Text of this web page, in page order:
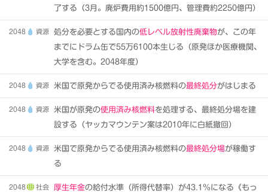
了する（3月。廃炉費用約1500億円、管理費約2250億円）
2048 資源 処分を必要とする国内の低レベル放射性廃棄物が、この年
までにドラム缶で55万6100本生じる（原発ほか医療機関、
大学を含む。2048年度）
2048 資源 米国で原発からでる使用済み核燃料の最終処分がはじまる
2048 資源 米国が原発の使用済み核燃料を処理する、最終処分場を建
設する（ヤッカマウンテン案は2010年に白紙撤回）
2048 資源 米国で原発からでる使用済み核燃料の最終処分場が稼働す
る
2048 社会 厚生年金の給付水準（所得代替率）が43.1％になる《もっ